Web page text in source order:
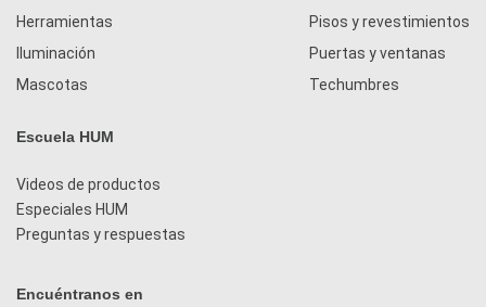
Herramientas
Iluminación
Mascotas
Pisos y revestimientos
Puertas y ventanas
Techumbres
Escuela HUM
Videos de productos
Especiales HUM
Preguntas y respuestas
Encuéntranos en